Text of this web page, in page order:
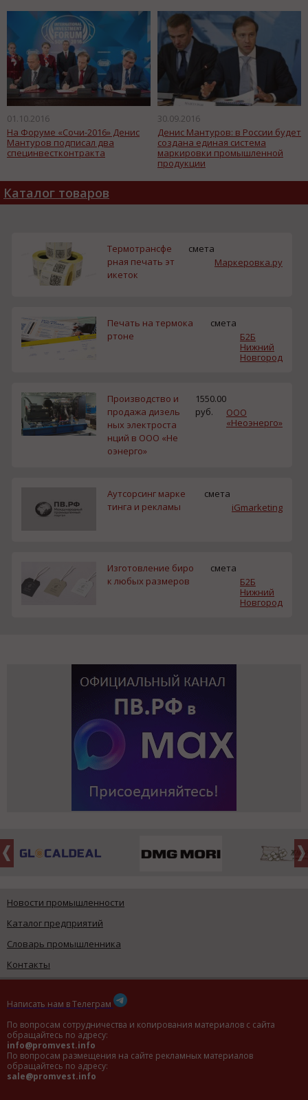
01.10.2016
На Форуме «Сочи-2016» Денис
Мантуров подписал два
специнвестконтракта
30.09.2016
Денис Мантуров: в России будет
создана единая система
маркировки промышленной
продукции
Каталог товаров
Термотрансфе
рная печать эт
икеток
смета
Маркеровка.ру
Печать на термока
ртоне
смета
Б2Б
Нижний
Новгород
Производство и
продажа дизель
ных электроста
нций в ООО «Не
оэнерго»
1550.00
руб.
ООО
«Неоэнерго»
Аутсорсинг марке
тинга и рекламы
смета
iGmarketing
Изготовление биро
к любых размеров
смета
Б2Б
Нижний
Новгород
Новости промышленности
Каталог предприятий
Словарь промышленника
Контакты
Написать нам в Телеграм
По вопросам сотрудничества и копирования материалов с сайта
обращайтесь по адресу:
info@promvest.info
По вопросам размещения на сайте рекламных материалов
обращайтесь по адресу:
sale@promvest.info